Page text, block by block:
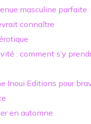
masculine parfaite
connaître
: comment s’y
Inoui Editions pour
en automne